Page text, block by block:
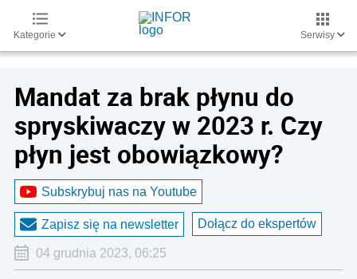
Kategorie Serwisy
Mandat za brak płynu do
spryskiwaczy w 2023 r. Czy
płyn jest obowiązkowy?
Subskrybuj nas na Youtube
Zapisz się na newsletter Dołącz do ekspertów
04 grudnia 2023, 06:25